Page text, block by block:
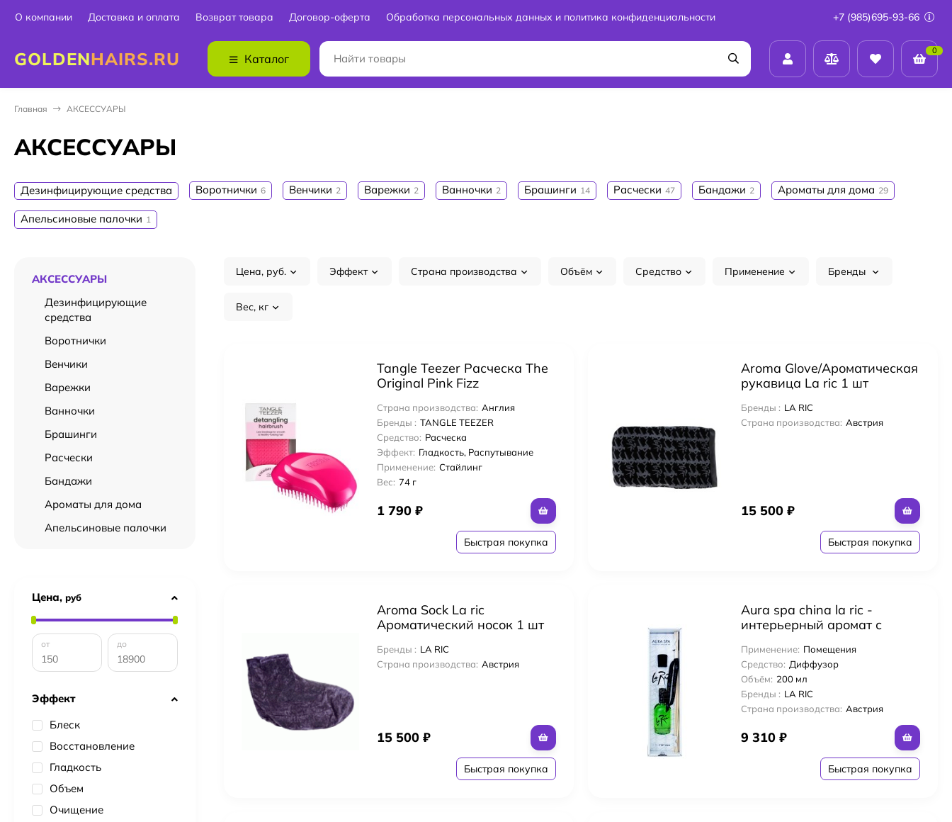
О компании Доставка и оплата Возврат товара Договор-оферта Обработка персональных данных и политика конфиденциальности +7 (985)695-93-66
GOLDENHAIRS.RU Каталог
0
Главная АКСЕССУАРЫ
АКСЕССУАРЫ
Дезинфицирующие средства Воротнички 6 Венчики 2 Варежки 2 Ванночки 2 Брашинги 14 Расчески 47 Бандажи 2 Ароматы для дома 29
Апельсиновые палочки 1
Цена, руб. Эффект Страна производства Объём Средство Применение Бренды
Вес, кг
Tangle Teezer Расческа The
Original Pink Fizz
Страна производства: Англия
Бренды : TANGLE TEEZER
Средство: Расческа
Эффект: Гладкость, Распутывание
Применение: Стайлинг
Вес: 74 г
1 790 ₽
Быстрая покупка
Aroma Glove/Ароматическая
рукавица La ric 1 шт
Бренды : LA RIC
Страна производства: Австрия
15 500 ₽
Быстрая покупка
Aroma Sock La ric
Ароматический носок 1 шт
Бренды : LA RIC
Страна производства: Австрия
15 500 ₽
Быстрая покупка
Aura spa china la ric -
интерьерный аромат с
Применение: Помещения
Средство: Диффузор
Объём: 200 мл
Бренды : LA RIC
Страна производства: Австрия
9 310 ₽
Быстрая покупка
АКСЕССУАРЫ
Дезинфицирующие
средства
Воротнички
Венчики
Варежки
Ванночки
Брашинги
Расчески
Бандажи
Ароматы для дома
Апельсиновые палочки
Цена, руб
от до
Эффект
Блеск
Восстановление
Гладкость
Объем
Очищение